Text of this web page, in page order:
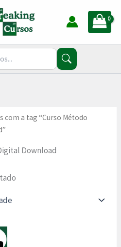
com a tag “Curso Método
Download